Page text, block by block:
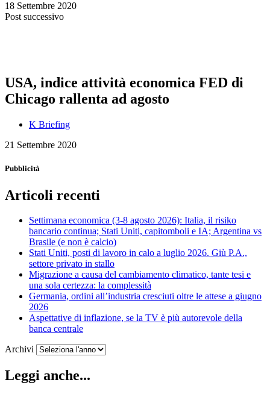
18 Settembre 2020
Post successivo
USA, indice attività economica FED di
Chicago rallenta ad agosto
K Briefing
21 Settembre 2020
Pubblicità
Articoli recenti
Settimana economica (3-8 agosto 2026): Italia, il risiko
bancario continua; Stati Uniti, capitomboli e IA; Argentina vs
Brasile (e non è calcio)
Stati Uniti, posti di lavoro in calo a luglio 2026. Giù P.A.,
settore privato in stallo
Migrazione a causa del cambiamento climatico, tante tesi e
una sola certezza: la complessità
Germania, ordini all’industria cresciuti oltre le attese a giugno
2026
Aspettative di inflazione, se la TV è più autorevole della
banca centrale
Archivi
Leggi anche...